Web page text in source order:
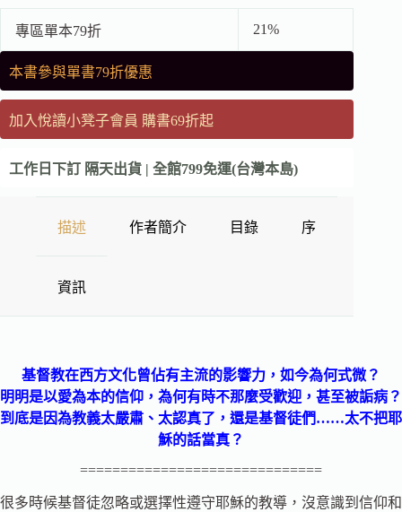
專區單本79折 21%
本書參與單書79折優惠
加入悅讀小凳子會員 購書69折起
工作日下訂 隔天出貨 | 全館799免運(台灣本島)
描述 作者簡介 目錄 序
資訊
基督教在西方文化曾佔有主流的影響力，如今為何式微？
明明是以愛為本的信仰，為何有時不那麼受歡迎，甚至被詬病？
到底是因為教義太嚴肅、太認真了，還是基督徒們……太不把耶
穌的話當真？
==============================
很多時候基督徒忽略或選擇性遵守耶穌的教導，沒意識到信仰和